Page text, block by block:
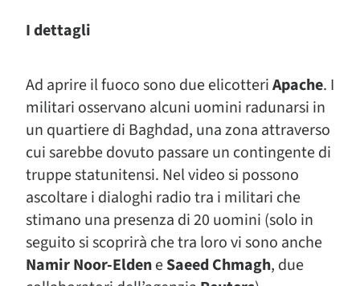
I dettagli
Ad aprire il fuoco sono due elicotteriApache. I
militari osservano alcuni uomini radunarsi in
un quartiere di Baghdad, una zona attraverso
cui sarebbe dovuto passare un contingente di
truppe statunitensi. Nel video si possono
ascoltare i dialoghi radio tra i militari che
stimano una presenza di 20 uomini (solo in
seguito si scoprirà che tra loro vi sono anche
Namir Noor-EldeneSaeed Chmagh, due